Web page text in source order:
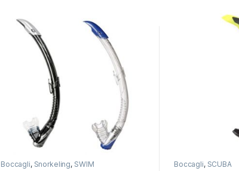
Boccagli, Snorkeling, SWIM Boccagli, SCUBA